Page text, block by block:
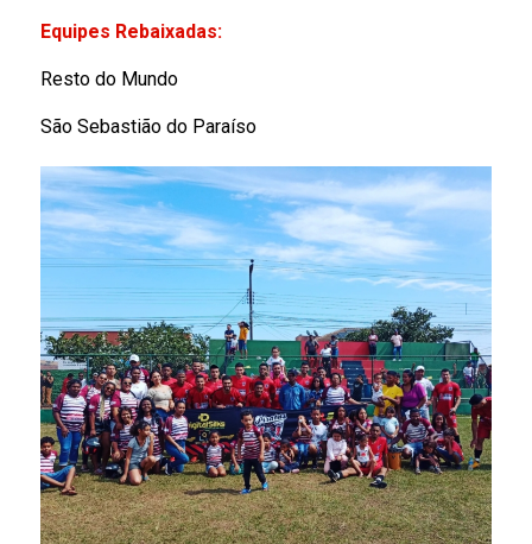
Equipes Rebaixadas:
Resto do Mundo
São Sebastião do Paraíso